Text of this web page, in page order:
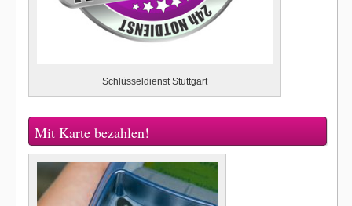
Schlüsseldienst Stuttgart
Mit Karte bezahlen!